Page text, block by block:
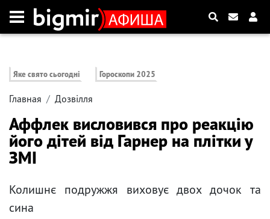
Яке свято сьогодні Гороскопи 2025
Главная Дозвілля
Аффлек висловився про реакцію
його дітей від Гарнер на плітки у
ЗМІ
Колишнє подружжя виховує двох дочок та
сина